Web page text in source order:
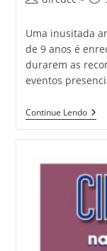
Uma inusitada
de 9 anos é
durarem as
eventos
Continue Lendo